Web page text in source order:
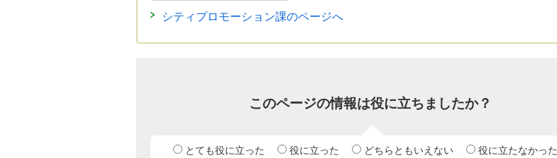
シティプロモーション課のページへ
このページの情報は役に立ちましたか？
とても役に立った 役に立った どちらともいえない
役に立たなかった